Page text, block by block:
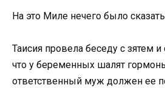
На это Миле нечего было
Таисия провела беседу с зятем
что у беременных шалят
ответственный муж должен ее